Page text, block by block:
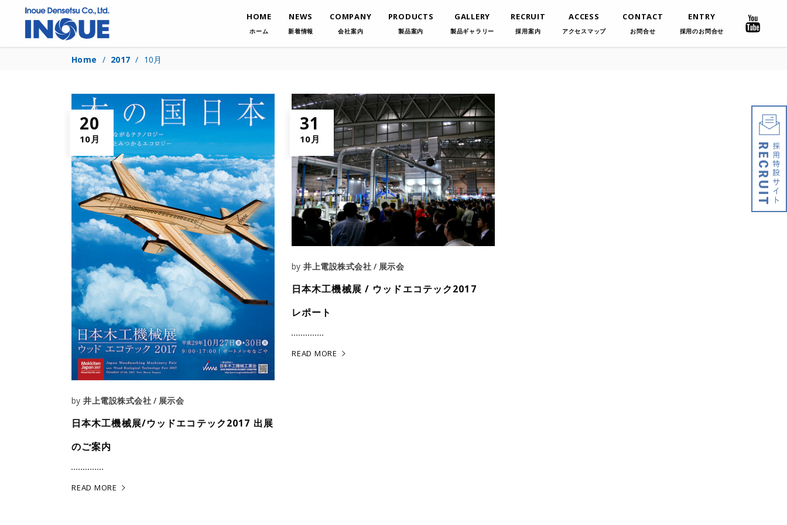
HOME
ホーム
NEWS
新着情報
COMPANY
会社案内
PRODUCTS
製品案内
GALLERY
製品ギャラリー
RECRUIT
採用案内
ACCESS
アクセスマップ
CONTACT
お問合せ
ENTRY
採用のお問合せ
Home / 2017 / 10月
20
10月
by井上電設株式会社 展示会
日本木工機械展/ウッドエコテック2017 出展
のご案内
READ MORE
31
10月
by井上電設株式会社 展示会
日本木工機械展 / ウッドエコテック2017
レポート
READ MORE